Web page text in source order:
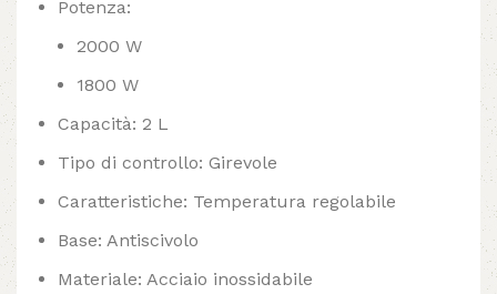
Potenza:
2000 W
1800 W
Capacità: 2 L
Tipo di controllo: Girevole
Caratteristiche: Temperatura regolabile
Base: Antiscivolo
Materiale: Acciaio inossidabile